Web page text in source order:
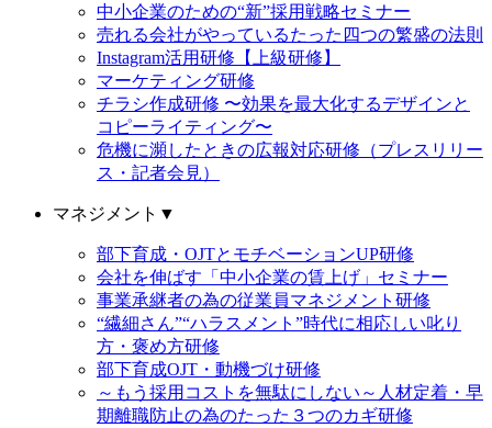
中小企業のための“新”採用戦略セミナー
売れる会社がやっているたった四つの繁盛の法則
Instagram活用研修【上級研修】
マーケティング研修
チラシ作成研修 〜効果を最大化するデザインと
コピーライティング〜
危機に瀕したときの広報対応研修（プレスリリー
ス・記者会見）
マネジメント ▼
部下育成・OJTとモチベーションUP研修
会社を伸ばす「中小企業の賃上げ」セミナー
事業承継者の為の従業員マネジメント研修
“繊細さん”“ハラスメント”時代に相応しい叱り
方・褒め方研修
部下育成OJT・動機づけ研修
～もう採用コストを無駄にしない～人材定着・早
期離職防止の為のたった３つのカギ研修